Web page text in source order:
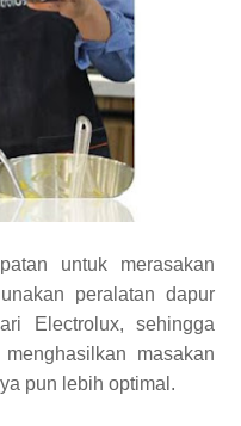
untuk merasakan
peralatan dapur
Electrolux, sehingga
masakan
pun lebih optimal.